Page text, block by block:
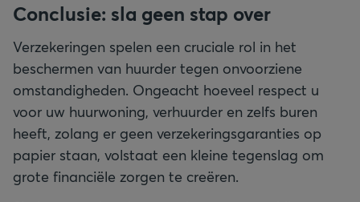
Conclusie: sla geen stap over
Verzekeringen spelen een cruciale rol in het
beschermen van huurder tegen onvoorziene
omstandigheden. Ongeacht hoeveel respect u
voor uw huurwoning, verhuurder en zelfs buren
heeft, zolang er geen verzekeringsgaranties op
papier staan, volstaat een kleine tegenslag om
grote financiële zorgen te creëren.